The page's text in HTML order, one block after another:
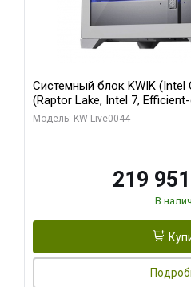
Системный блок KWIK (Intel
(Raptor Lake, Intel 7,
модуля)/ Gigabyte RTX5070Ti
Модель: KW-Live0044
219
В